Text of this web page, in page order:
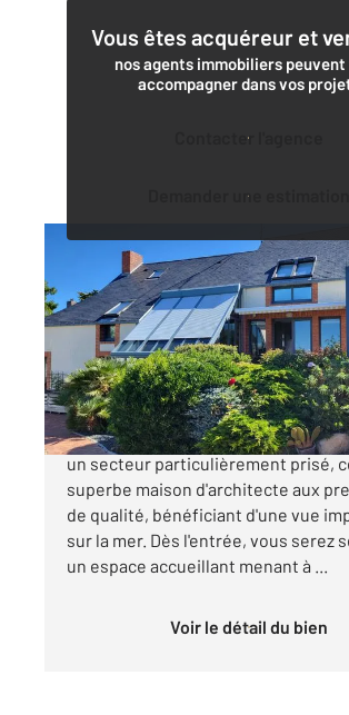
Vous êtes acquéreur et
nos agents immobiliers peuvent
accompagner dans vos
Contacter l'agence
Demander une estimation
GRANVILLE 50
, 6 pièces
Ref : 40628
Maison à vendre
895 000 €
CENTURY 21 Royer Immo vous
un secteur particulièrement prisé,
superbe maison d'architecte aux
de qualité, bénéficiant d'une vue
sur la mer. Dès l'entrée, vous serez
un espace accueillant menant à ...
Voir le détail du bien